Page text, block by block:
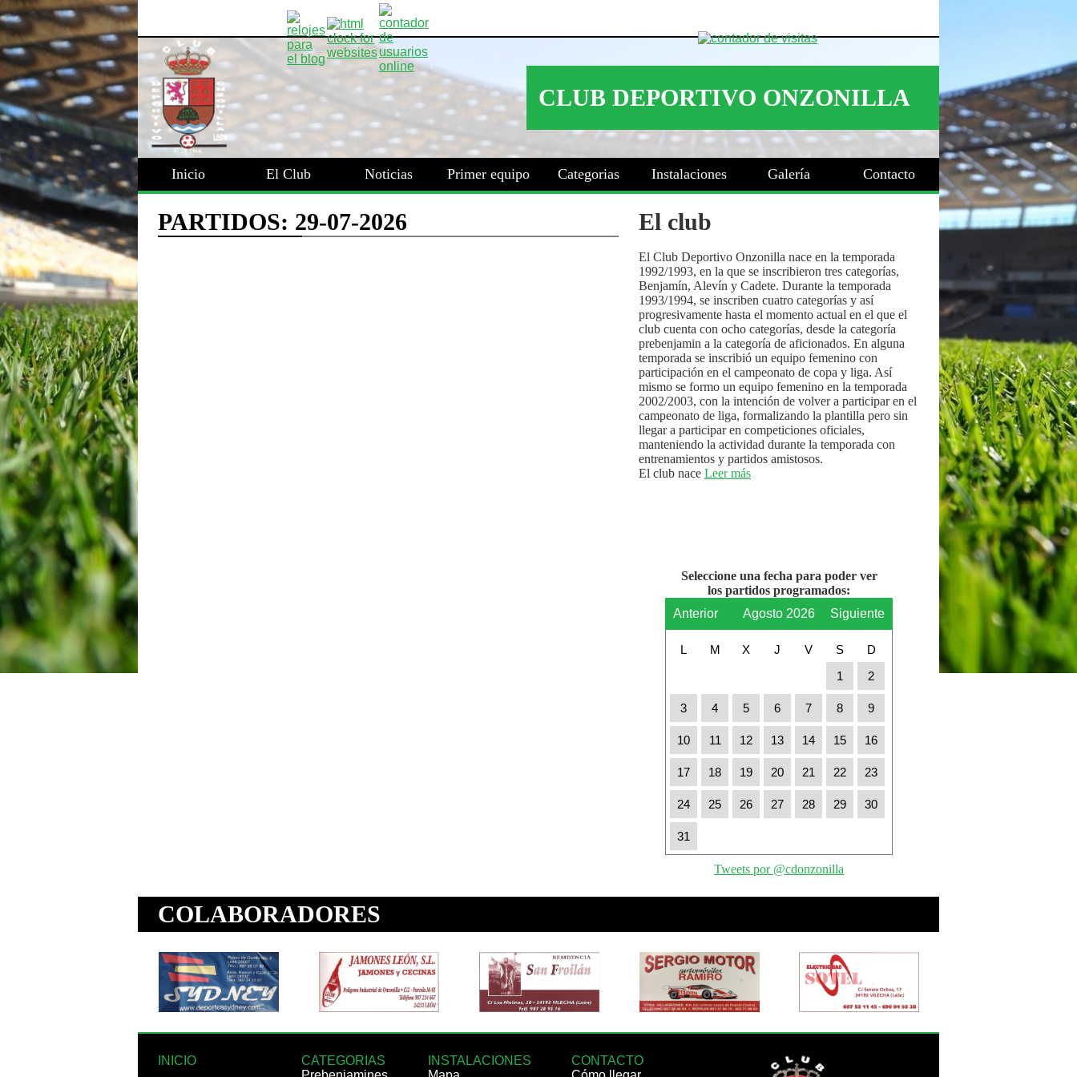
Inicio El Club Noticias Primer equipo Categorias Instalaciones Galería Contacto
El club
El Club Deportivo Onzonilla nace en la temporada
1992/1993, en la que se inscribieron tres categorías,
Benjamín, Alevín y Cadete. Durante la temporada
1993/1994, se inscriben cuatro categorías y así
progresivamente hasta el momento actual en el que el
club cuenta con ocho categorías, desde la categoría
prebenjamin a la categoría de aficionados. En alguna
temporada se inscribió un equipo femenino con
participación en el campeonato de copa y liga. Así
mismo se formo un equipo femenino en la temporada
2002/2003, con la intención de volver a participar en el
campeonato de liga, formalizando la plantilla pero sin
llegar a participar en competiciones oficiales,
manteniendo la actividad durante la temporada con
entrenamientos y partidos amistosos.
El club nace Leer más
Seleccione una fecha para poder ver
los partidos programados:
Anterior
Agosto 2026 Siguiente
L M X J V S
D
1
2
3 4 5 6 7 8 9
10 11 12 13 14 15 16
17 18 19 20 21 22 23
24 25 26 27 28 29 30
31
Tweets por @cdonzonilla
INICIO
CATEGORIAS
INSTALACIONES
CONTACTO